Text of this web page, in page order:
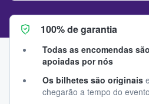
100% de garantia
Todas as encomendas são
apoiadas por nós
Os bilhetes são originais e
chegarão a tempo do evento